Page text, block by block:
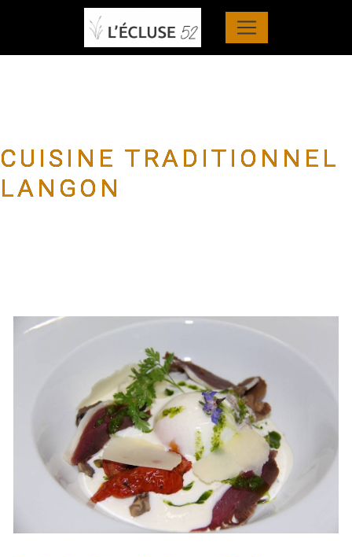
Panneau de gestion des cookies
CUISINE TRADITIONNEL
LANGON